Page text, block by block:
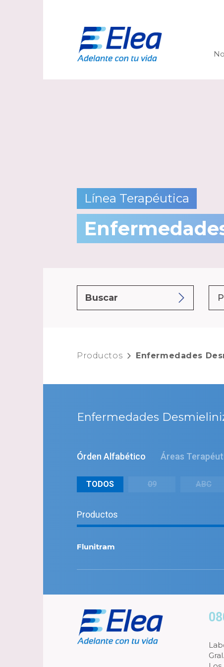
Línea Terapéutica
Productos Enfermedades
Enfermedades
Órden Alfabético Áreas
TODOS 09 ABC
Productos
Flunitram